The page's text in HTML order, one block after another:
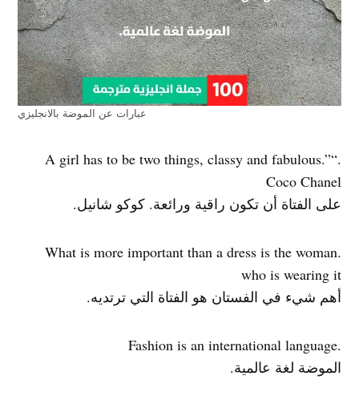
عبارات عن الموضة بالانجليزي
.“A girl has to be two things, classy and fabulous.”
Coco Chanel
على الفتاة أن تكون راقية ورائعة. كوكو شانيل.
.What is more important than a dress is the woman
who is wearing it
أهم شيء في الفستان هو الفتاة التي ترتديه.
.Fashion is an international language
الموضة لغة عالمية.